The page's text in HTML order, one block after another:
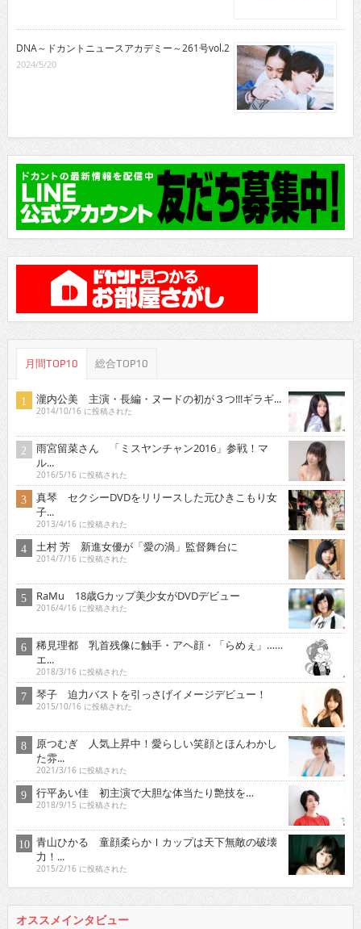
DNA～ドカントニュースアカデミー～261号vol.2
2024/5/20
月間TOP10 総合TOP10
瀧内公美 主演・長編・ヌードの初が３つ!!!ギラギ...
2014/10/16 に投稿された
雨宮留菜さん 「ミスヤンチャン2016」参戦！マ
ル...
2016/5/16 に投稿された
真琴 セクシーDVDをリリースした元ひきこもり女
子...
2013/4/16 に投稿された
土村 芳 新進女優が「愛の渦」監督舞台に
2014/7/16 に投稿された
RaMu 18歳Gカップ美少女がDVDデビュー
2016/4/16 に投稿された
稀見理都 乳首残像に触手・アヘ顔・「らめぇ」……
エ...
2018/3/16 に投稿された
琴子 迫力バストを引っさげイメージデビュー！
2015/10/16 に投稿された
原つむぎ 人気上昇中！愛らしい笑顔とほんわかし
た雰...
2021/3/16 に投稿された
行平あい佳 初主演で大胆な体当たり艶技を…
2018/9/15 に投稿された
青山ひかる 童顔柔らかＩカップは天下無敵の破壊
力！...
2015/2/16 に投稿された
オススメインタビュー